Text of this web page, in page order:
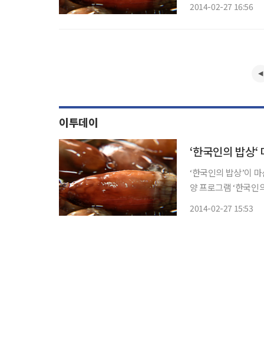
2014-02-27 16:56
이투데이
‘한국인의 밥상
‘한국인의 밥상’이 마산 미더덕을 소개한
양 프로그램 ‘한국인
2014-02-27 15:53